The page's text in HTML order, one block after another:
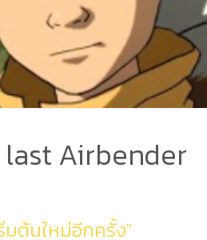
Airbender
มต้นใหม่อีกครั้ง"